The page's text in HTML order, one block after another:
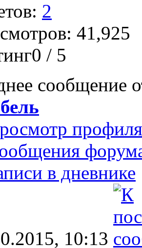
2
41,925
/ 5
сообщение
профиля
в дневнике
10:13